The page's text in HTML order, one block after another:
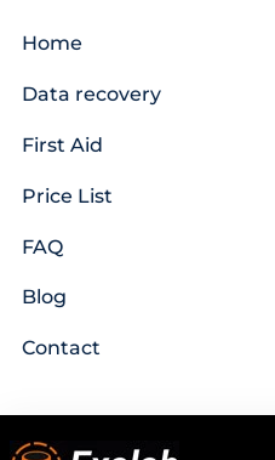
Home
Data recovery
First Aid
Price List
FAQ
Blog
Contact